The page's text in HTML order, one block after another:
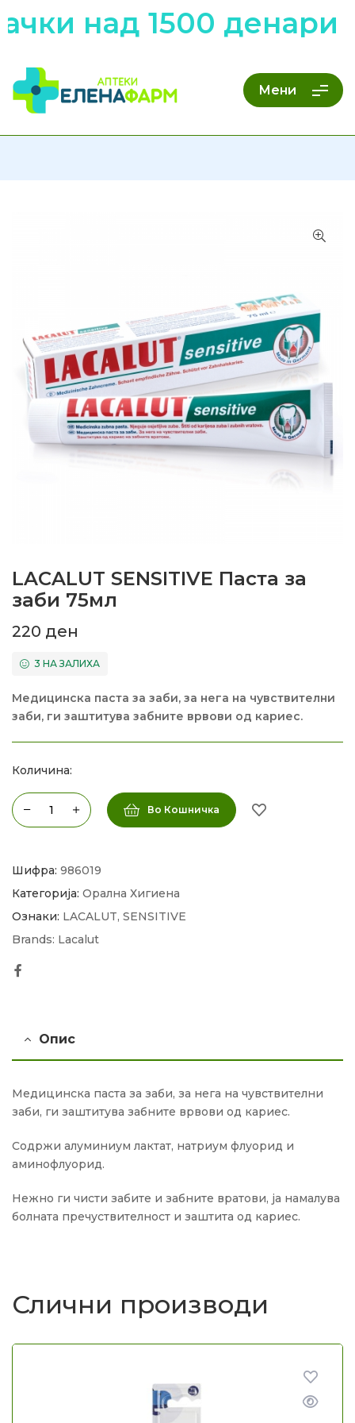
над 1500 денари
Мени
LACALUT SENSITIVE Паста за
заби 75мл
220 ден
3 НА ЗАЛИХА
Медицинска паста за заби, за нега на чувствителни
заби, ги заштитува забните врвови од кариес.
Количина:
Во Кошничка
Шифра: 986019
Категорија: Орална Хигиена
Ознаки: LACALUT, SENSITIVE
Brands: Lacalut
Опис
Медицинска паста за заби, за нега на чувствителни
заби, ги заштитува забните врвови од кариес.
Содржи алуминиум лактат, натриум флуорид и
аминофлуорид.
Нежно ги чисти забите и забните вратови, ја намалува
болната пречуствителност и заштита од кариес.
Слични производи